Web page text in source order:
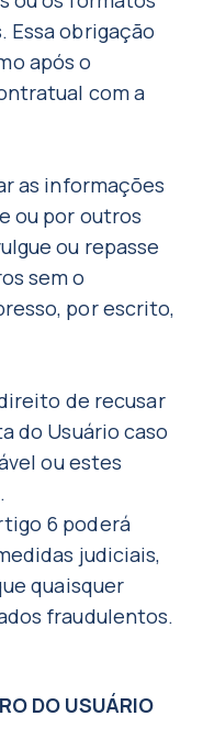
Essa obrigação
após o
com a
as informações
ou por outros
ou repasse
sem o
por escrito,
de recusar
do Usuário caso
ou estes
6 poderá
judiciais,
quaisquer
fraudulentos.
DO USUÁRIO